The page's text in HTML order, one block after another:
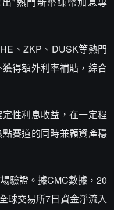
、ZKP、DUSK等熱門
得額外利率補貼，綜合
性利息收益，在一定程
賽道的同時兼顧資產穩
驗證。據CMC數據，20
球交易所7日資金淨流入